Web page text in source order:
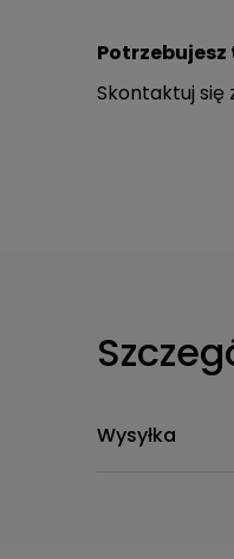
Skontaktuj się
Wysyłka